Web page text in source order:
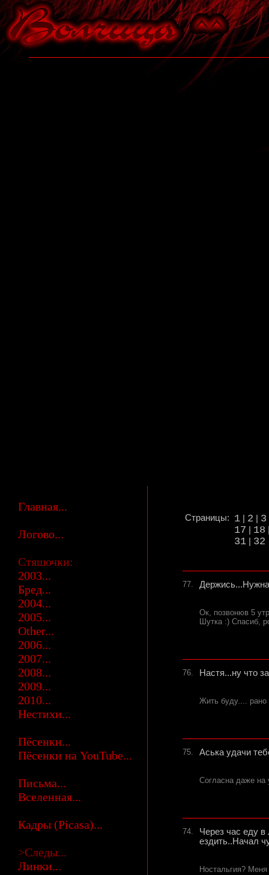
Главная...
Логово...
Стяшочки:
2003...
Бред...
2004...
2005...
Other...
2006...
2007...
2008...
2009...
2010...
Нестихи...
Пёсенки...
Пёсенки на YouTube...
Письма...
Вселенная...
Кадры (Picasa)...
>Следы...
Линки...
Страницы: 1 2 3
17 18
31 32
77.
Ок, позвонюв 5
Шутка :) Спасиб,
76. Настя...ну что
Жить буду.... рано
75. Аська удачи
Согласна даже на
74.
Через час еду
ездить..Начал
Ностальгия?